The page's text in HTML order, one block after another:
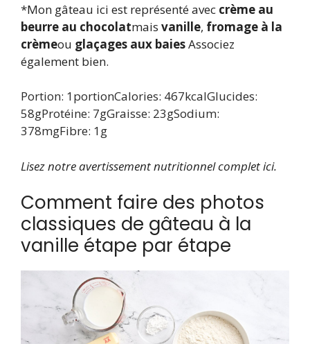
*Mon gâteau ici est représenté avec crème au
beurre au chocolatmais vanille, fromage à la
crèmeou glaçages aux baiesAssociez
également bien.
Portion: 1portionCalories: 467kcalGlucides:
58gProtéine: 7gGraisse: 23gSodium:
378mgFibre: 1g
Lisez notre avertissement nutritionnel complet ici.
Comment faire des photos
classiques de gâteau à la
vanille étape par étape